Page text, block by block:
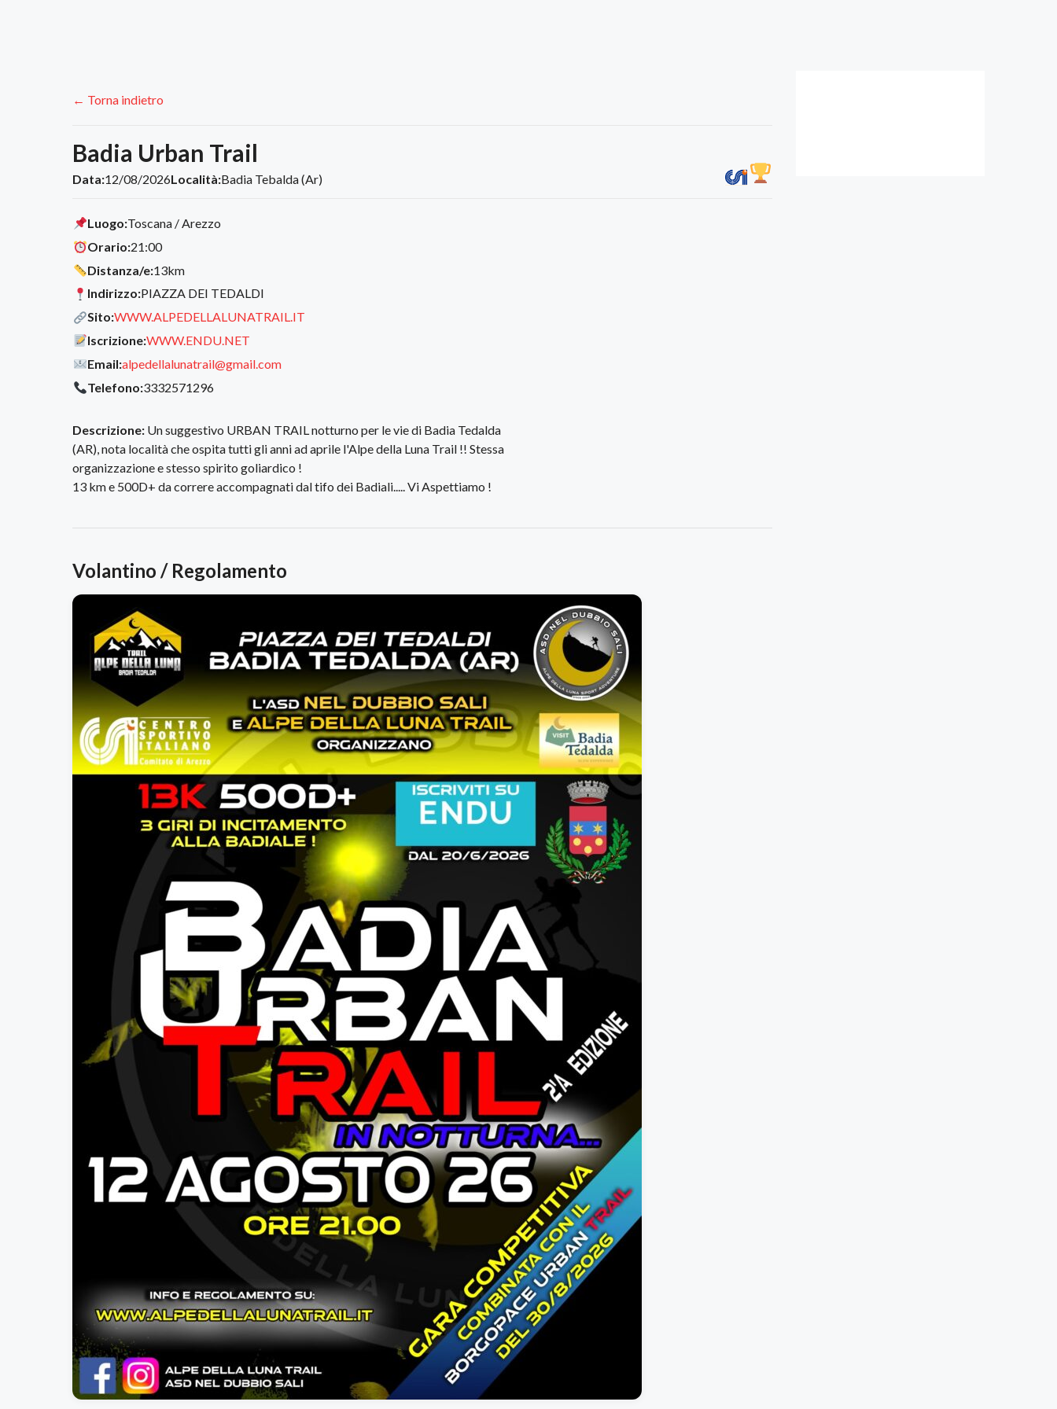
← Torna indietro
Badia Urban Trail
Data:12/08/2026Località:Badia Tebalda (Ar)
Luogo:Toscana / Arezzo
Orario:21:00
Distanza/e:13km
Indirizzo:PIAZZA DEI TEDALDI
Sito:WWW.ALPEDELLALUNATRAIL.IT
Iscrizione:WWW.ENDU.NET
Email:alpedellalunatrail@gmail.com
Telefono:3332571296
Descrizione: Un suggestivo URBAN TRAIL notturno per le vie di Badia Tedalda
(AR), nota località che ospita tutti gli anni ad aprile l'Alpe della Luna Trail !! Stessa
organizzazione e stesso spirito goliardico !
13 km e 500D+ da correre accompagnati dal tifo dei Badiali..... Vi Aspettiamo !
Volantino / Regolamento